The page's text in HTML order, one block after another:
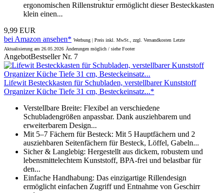
ergonomischen Rillenstruktur ermöglicht dieser Besteckkasten
klein einen...
9,99 EUR
bei Amazon ansehen* Werbung | Preis inkl. MwSt., zzgl. Versandkosten Letzte
Aktualisierung am 26.05.2026 Änderungen möglich / siehe Footer
AngebotBestseller Nr. 7
Lifewit Besteckkasten für Schubladen, verstellbarer Kunststoff
Organizer Küche Tiefe 31 cm, Besteckeinsatz...*
Verstellbare Breite: Flexibel an verschiedene
Schubladengrößen anpassbar. Dank ausziehbarem und
erweiterbarem Design...
Mit 5–7 Fächern für Besteck: Mit 5 Hauptfächern und 2
ausziehbaren Seitenfächern für Besteck, Löffel, Gabeln...
Sicher & Langlebig: Hergestellt aus dickem, robustem und
lebensmittelechtem Kunststoff, BPA-frei und belastbar für
den...
Einfache Handhabung: Das einzigartige Rillendesign
ermöglicht einfachen Zugriff und Entnahme von Geschirr